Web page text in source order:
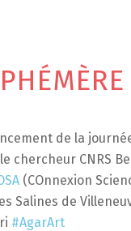
de la
chercheur CNRS
(COnnexion
Salines de
#AgarArt